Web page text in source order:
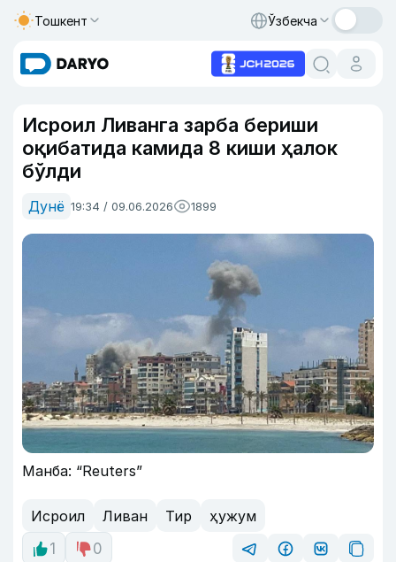
Тошкент Ўзбекча
Исроил Ливанга зарба бериши
оқибатида камида 8 киши ҳалок
бўлди
Дунё 19:34 / 09.06.2026 1899
Манба: “Reuters”
Исроил Ливан Тир
ҳужум
1
0